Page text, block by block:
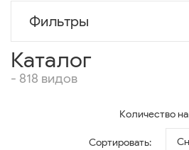
Фильтры
Каталог
- 818 видов
Количество
Сортировать: